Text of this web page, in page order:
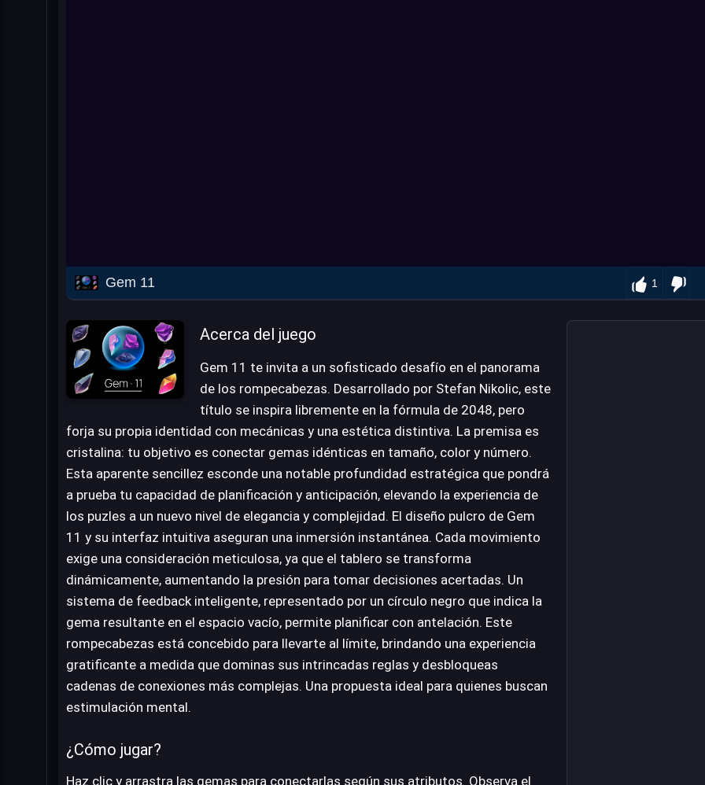
Gem 11 1
Acerca del juego
Gem 11 te invita a un sofisticado desafío en el panorama
de los rompecabezas. Desarrollado por Stefan Nikolic, este
título se inspira libremente en la fórmula de 2048, pero
forja su propia identidad con mecánicas y una estética distintiva. La premisa es
cristalina: tu objetivo es conectar gemas idénticas en tamaño, color y número.
Esta aparente sencillez esconde una notable profundidad estratégica que pondrá
a prueba tu capacidad de planificación y anticipación, elevando la experiencia de
los puzles a un nuevo nivel de elegancia y complejidad. El diseño pulcro de Gem
11 y su interfaz intuitiva aseguran una inmersión instantánea. Cada movimiento
exige una consideración meticulosa, ya que el tablero se transforma
dinámicamente, aumentando la presión para tomar decisiones acertadas. Un
sistema de feedback inteligente, representado por un círculo negro que indica la
gema resultante en el espacio vacío, permite planificar con antelación. Este
rompecabezas está concebido para llevarte al límite, brindando una experiencia
gratificante a medida que dominas sus intrincadas reglas y desbloqueas
cadenas de conexiones más complejas. Una propuesta ideal para quienes buscan
estimulación mental.
¿Cómo jugar?
Haz clic y arrastra las gemas para conectarlas según sus atributos. Observa el